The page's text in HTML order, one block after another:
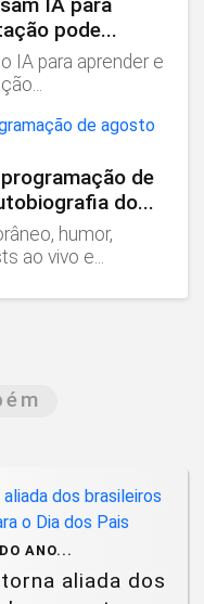
IA para
pode...
IA para aprender e
de
do...
humor,
ao vivo e...
ANO...
aliada dos